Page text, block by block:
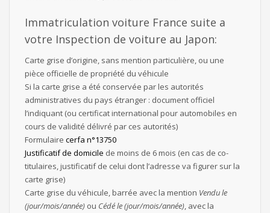
Immatriculation voiture France suite a
votre Inspection de voiture au Japon:
Carte grise d’origine, sans mention particulière, ou une
pièce officielle de propriété du véhicule
Si la carte grise a été conservée par les autorités
administratives du pays étranger : document officiel
l’indiquant (ou certificat international pour automobiles en
cours de validité délivré par ces autorités)
Formulaire cerfa n°13750
Justificatif de domicile de moins de 6 mois (en cas de co-
titulaires, justificatif de celui dont l’adresse va figurer sur la
carte grise)
Carte grise du véhicule, barrée avec la mention Vendu le
(jour/mois/année) ou Cédé le (jour/mois/année), avec la